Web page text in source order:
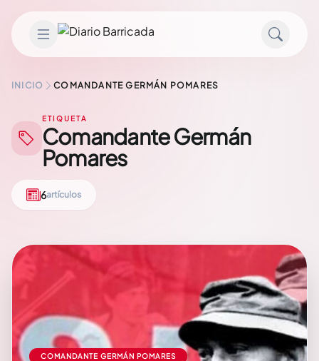
INICIO COMANDANTE GERMÁN POMARES
ETIQUETA
Comandante Germán
Pomares
6artículos
COMANDANTE GERMÁN POMARES